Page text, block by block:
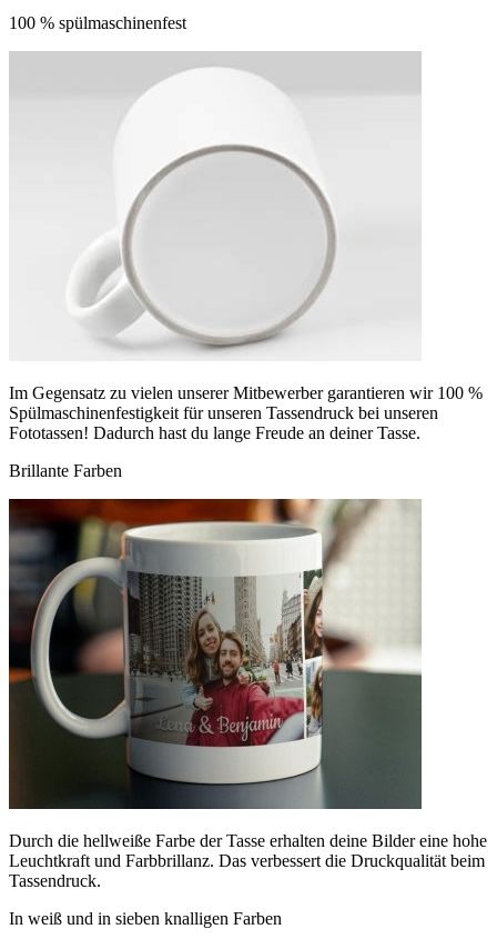
100 % spülmaschinenfest
Im Gegensatz zu vielen unserer Mitbewerber garantieren wir 100 %
Spülmaschinenfestigkeit für unseren Tassendruck bei unseren
Fototassen! Dadurch hast du lange Freude an deiner Tasse.
Brillante Farben
Durch die hellweiße Farbe der Tasse erhalten deine Bilder eine hohe
Leuchtkraft und Farbbrillanz. Das verbessert die Druckqualität beim
Tassendruck.
In weiß und in sieben knalligen Farben